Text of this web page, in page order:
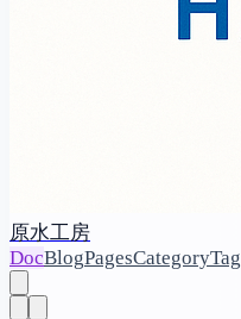
原水工房
DocBlogPagesCategoryTag